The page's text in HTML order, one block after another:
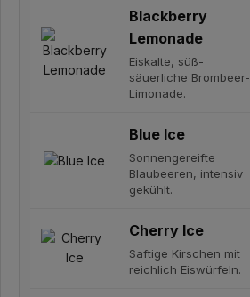
Blackberry
Lemonade
Eiskalte, süß-
säuerliche Brombeer-
Limonade.
Blue Ice
Sonnengereifte
Blaubeeren, intensiv
gekühlt.
Cherry Ice
Saftige Kirschen mit
reichlich Eiswürfeln.